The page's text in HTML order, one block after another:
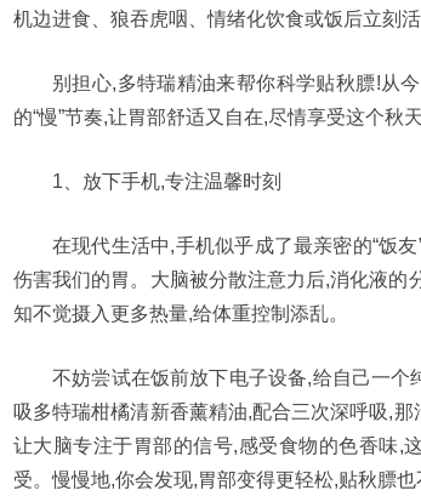
机边进食、狼吞虎咽、情绪化饮食或饭后立刻
别担心,多特瑞精油来帮你科学贴秋膘!从
的“慢”节奏,让胃部舒适又自在,尽情享受这个秋天
1、放下手机,专注温馨时刻
在现代生活中,手机似乎成了最亲密的“饭
伤害我们的胃。大脑被分散注意力后,消化液的
知不觉摄入更多热量,给体重控制添乱。
不妨尝试在饭前放下电子设备,给自己一
吸多特瑞柑橘清新香薰精油,配合三次深呼吸,
让大脑专注于胃部的信号,感受食物的色香味,
受。慢慢地,你会发现,胃部变得更轻松,贴秋膘